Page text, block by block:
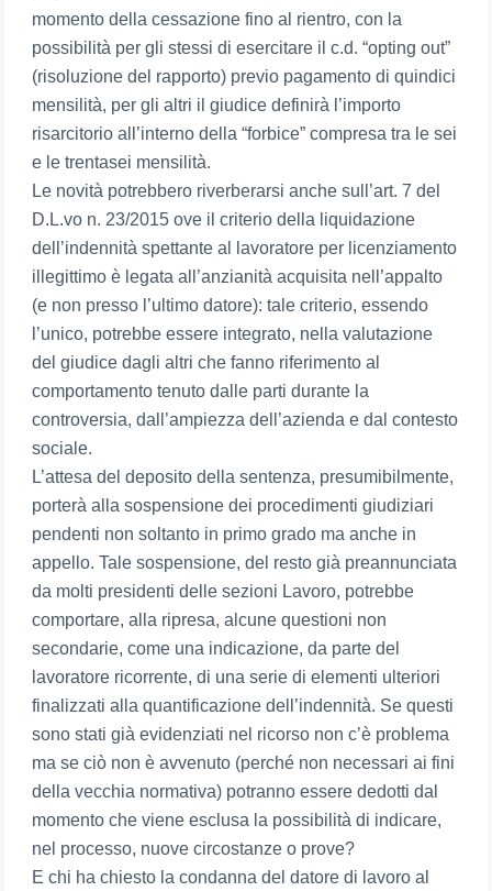
momento della cessazione fino al rientro, con la
possibilità per gli stessi di esercitare il c.d. “opting out”
(risoluzione del rapporto) previo pagamento di quindici
mensilità, per gli altri il giudice definirà l’importo
risarcitorio all’interno della “forbice” compresa tra le sei
e le trentasei mensilità.
Le novità potrebbero riverberarsi anche sull’art. 7 del
D.L.vo n. 23/2015 ove il criterio della liquidazione
dell’indennità spettante al lavoratore per licenziamento
illegittimo è legata all’anzianità acquisita nell’appalto
(e non presso l’ultimo datore): tale criterio, essendo
l’unico, potrebbe essere integrato, nella valutazione
del giudice dagli altri che fanno riferimento al
comportamento tenuto dalle parti durante la
controversia, dall’ampiezza dell’azienda e dal contesto
sociale.
L’attesa del deposito della sentenza, presumibilmente,
porterà alla sospensione dei procedimenti giudiziari
pendenti non soltanto in primo grado ma anche in
appello. Tale sospensione, del resto già preannunciata
da molti presidenti delle sezioni Lavoro, potrebbe
comportare, alla ripresa, alcune questioni non
secondarie, come una indicazione, da parte del
lavoratore ricorrente, di una serie di elementi ulteriori
finalizzati alla quantificazione dell’indennità. Se questi
sono stati già evidenziati nel ricorso non c’è problema
ma se ciò non è avvenuto (perché non necessari ai fini
della vecchia normativa) potranno essere dedotti dal
momento che viene esclusa la possibilità di indicare,
nel processo, nuove circostanze o prove?
E chi ha chiesto la condanna del datore di lavoro al